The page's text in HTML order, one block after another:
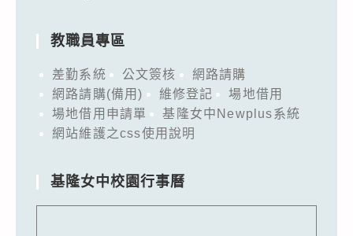
教職員專區
差勤系統 公文簽核
網路請購
網路請購(備用)
維修登記
場地借用
場地借用申請單
基隆女中Newplus系統
網站維護之css使用說明
基隆女中校園行事曆